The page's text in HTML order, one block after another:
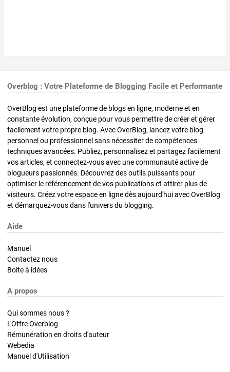
Overblog : Votre Plateforme de Blogging Facile et Performante
OverBlog est une plateforme de blogs en ligne, moderne et en
constante évolution, conçue pour vous permettre de créer et gérer
facilement votre propre blog. Avec OverBlog, lancez votre blog
personnel ou professionnel sans nécessiter de compétences
techniques avancées. Publiez, personnalisez et partagez facilement
vos articles, et connectez-vous avec une communauté active de
blogueurs passionnés. Découvrez des outils puissants pour
optimiser le référencement de vos publications et attirer plus de
visiteurs. Créez votre espace en ligne dès aujourd'hui avec OverBlog
et démarquez-vous dans l'univers du blogging.
Aide
Manuel
Contactez nous
Boite à idées
A propos
Qui sommes nous ?
L'Offre Overblog
Rémunération en droits d'auteur
Webedia
Manuel d'Utilisation